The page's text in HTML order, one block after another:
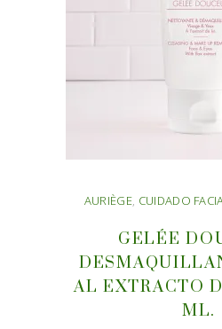
AURIÈGE, CUIDADO
GELÉE
AL EXTRACTO
ML.